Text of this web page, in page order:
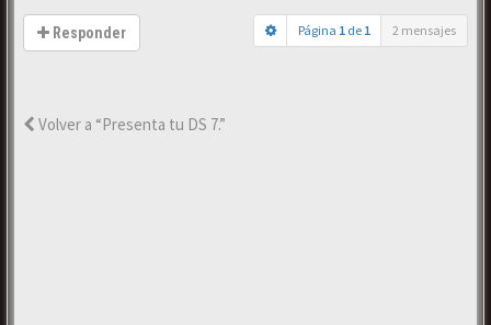
Responder Página 1 de 1 2 mensajes
Volver a “Presenta tu DS 7.”